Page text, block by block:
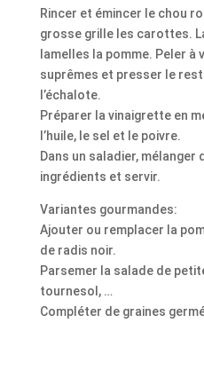
Rincer et émincer le chou
grosse grille les carottes.
lamelles la pomme. Peler à
suprêmes et presser le
l’échalote.
Préparer la vinaigrette en
l’huile, le sel et le poivre.
Dans un saladier,
ingrédients et servir.
Variantes gourmandes:
Ajouter ou remplacer la
de radis noir.
Parsemer la salade de
tournesol, …
Compléter de graines